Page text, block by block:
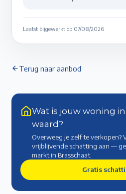
Laatst bijgewerkt op 07/08/2026
Terug naar aanbod
Wat is jouw woning
waard?
Overweeg je zelf te verkopen?
vrijblijvende schatting aan —
marktin Brasschaat.
Gratis